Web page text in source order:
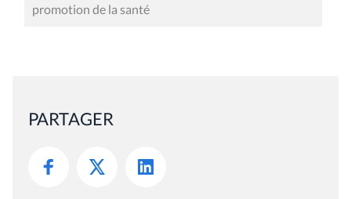
promotion de la santé
PARTAGER